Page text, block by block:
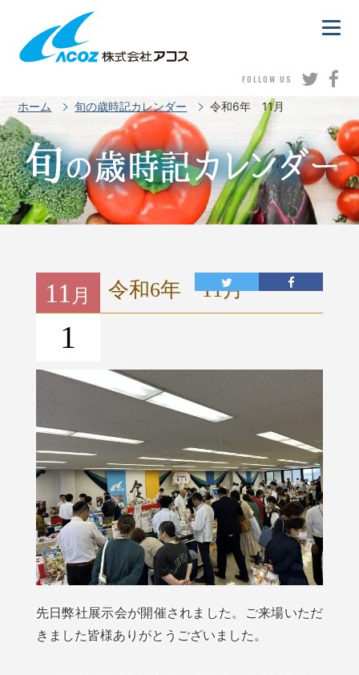
FOLLOW US
ホーム 旬の歳時記カレンダー 令和6年 11月
11 月
1
令和6年 11月
先日弊社展示会が開催されました。ご来場いただ
きました皆様ありがとうございました。